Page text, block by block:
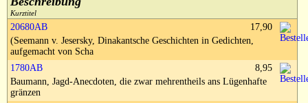
Über uns
AGB
Widerruf
Datenschutz
Kurztitel
20680AB
(Seemann v. Jesersky, Dinakantsche Geschichten in Gedichten,
aufgemacht von Scha
17,90
1780AB
Baumann, Jagd-Anecdoten, die zwar mehrentheils ans Lügenhafte
gränzen
8,95